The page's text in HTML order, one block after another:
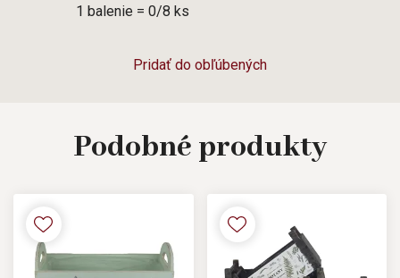
1 balenie = 0/8 ks
Pridať do obľúbených
Podobné produkty